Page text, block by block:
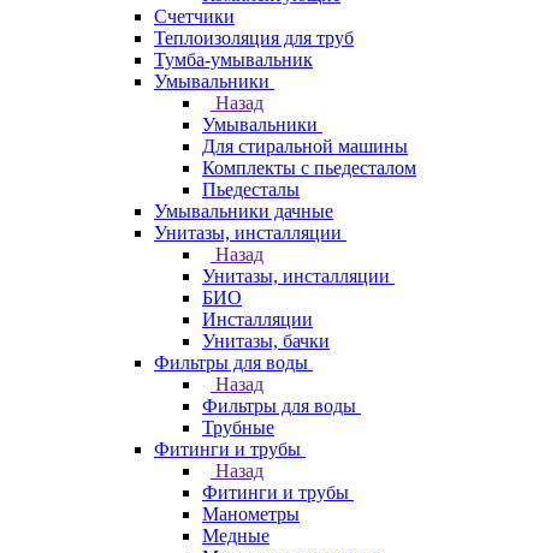
Счетчики
Теплоизоляция для труб
Тумба-умывальник
Умывальники
Назад
Умывальники
Для стиральной машины
Комплекты с пьедесталом
Пьедесталы
Умывальники дачные
Унитазы, инсталляции
Назад
Унитазы, инсталляции
БИО
Инсталляции
Унитазы, бачки
Фильтры для воды
Назад
Фильтры для воды
Трубные
Фитинги и трубы
Назад
Фитинги и трубы
Манометры
Медные